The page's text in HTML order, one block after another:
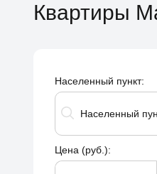
Квартиры
Населенный пункт:
Населенный
Цена (руб.):